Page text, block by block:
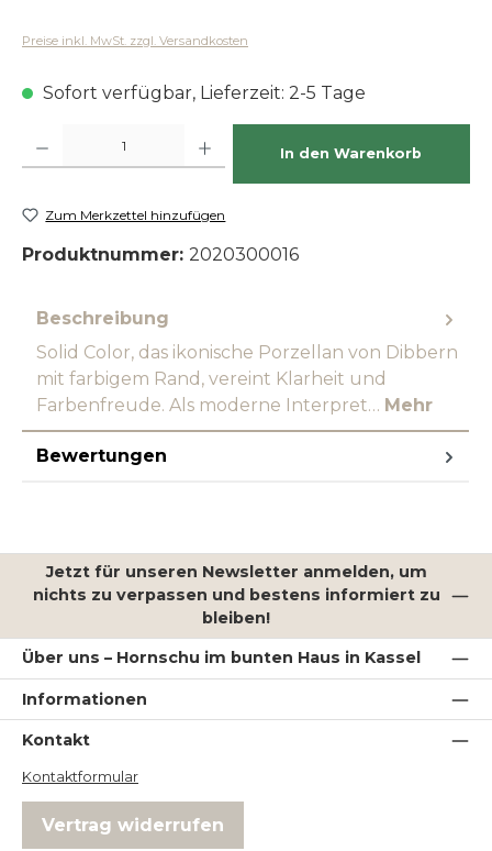
Preise inkl. MwSt. zzgl. Versandkosten
Sofort verfügbar, Lieferzeit: 2-5 Tage
In den Warenkorb
Zum Merkzettel hinzufügen
Produktnummer: 2020300016
Beschreibung
Solid Color, das ikonische Porzellan von Dibbern
mit farbigem Rand, vereint Klarheit und
Farbenfreude. Als moderne Interpret… Mehr
Bewertungen
Jetzt für unseren Newsletter anmelden, um
nichts zu verpassen und bestens informiert zu
bleiben!
Über uns – Hornschu im bunten Haus in Kassel
Informationen
Kontakt
Kontaktformular
Vertrag widerrufen